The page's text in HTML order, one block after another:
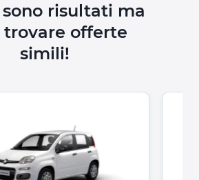
sono risultati ma
trovare offerte
simili!